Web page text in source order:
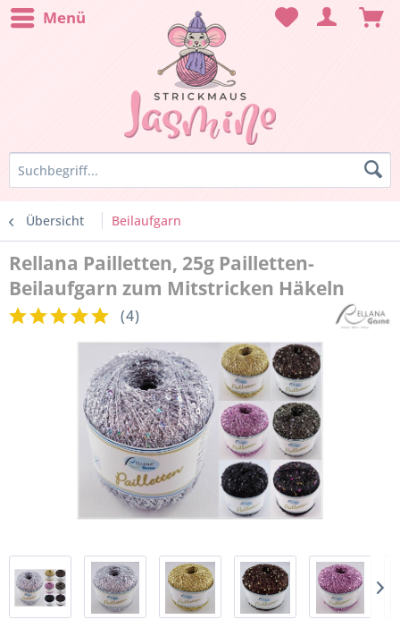
Menü
Übersicht Beilaufgarn
Rellana Pailletten, 25g Pailletten-
Beilaufgarn zum Mitstricken Häkeln
(4)